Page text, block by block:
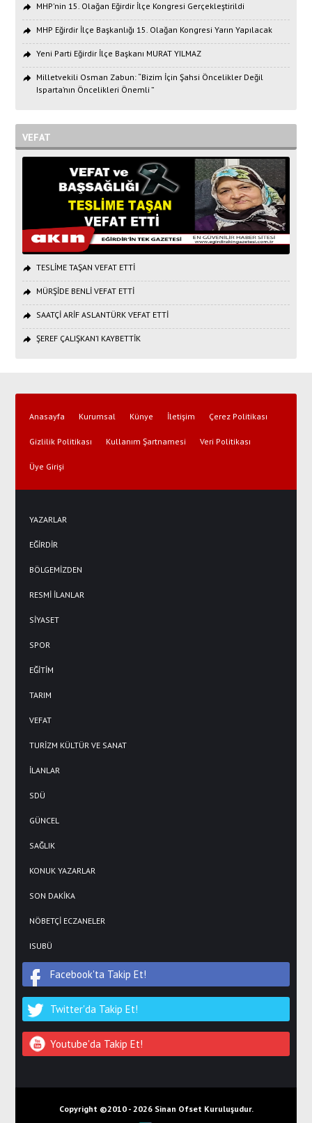
MHP'nin 15. Olağan Eğirdir İlçe Kongresi Gerçekleştirildi
MHP Eğirdir İlçe Başkanlığı 15. Olağan Kongresi Yarın Yapılacak
Yeni Parti Eğirdir İlçe Başkanı MURAT YILMAZ
Milletvekili Osman Zabun: “Bizim İçin Şahsi Öncelikler Değil
Isparta’nın Öncelikleri Önemli ”
VEFAT
TESLİME TAŞAN VEFAT ETTİ
MÜRŞİDE BENLİ VEFAT ETTİ
SAATÇİ ARİF ASLANTÜRK VEFAT ETTİ
ŞEREF ÇALIŞKAN’I KAYBETTİK
Anasayfa Kurumsal Künye İletişim Çerez Politikası
Gizlilik Politikası Kullanım Şartnamesi Veri Politikası
Üye Girişi
YAZARLAR
EĞİRDİR
BÖLGEMİZDEN
RESMİ İLANLAR
SİYASET
SPOR
EĞİTİM
TARIM
VEFAT
TURİZM KÜLTÜR VE SANAT
İLANLAR
SDÜ
GÜNCEL
SAĞLIK
KONUK YAZARLAR
SON DAKİKA
NÖBETÇİ ECZANELER
ISUBÜ
Facebook'ta Takip Et!
Twitter'da Takip Et!
Youtube'da Takip Et!
Copyright ©2010 - 2026 Sinan Ofset Kuruluşudur.